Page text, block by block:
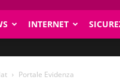
INTERNET
Portale Evidenza